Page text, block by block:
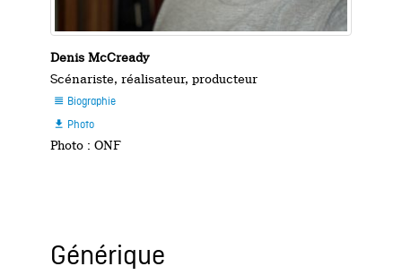
Denis McCready
Scénariste, réalisateur, producteur
 Biographie
 Photo
Photo : ONF
Générique